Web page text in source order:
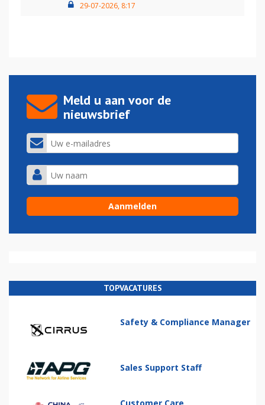
29-07-2026, 8:17
Meld u aan voor de
nieuwsbrief
TOPVACATURES
Safety & Compliance Manager
Sales Support Staff
Customer Care